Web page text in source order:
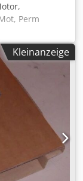
Perm
Motor aus
1050 -Typ:
1500 U/min
V -Welle: Ø 32
pro Stück -
kg
Kleinanzeige